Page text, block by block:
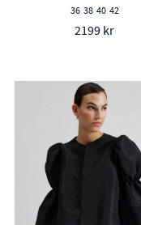
36 38 40 42
2199 kr